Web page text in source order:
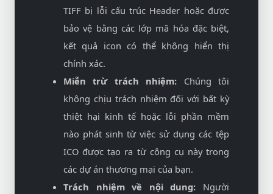
TIFF bị lỗi cấu trúc Header hoặc được
bảo vệ bằng các lớp mã hóa đặc biệt,
kết quả icon có thể không hiển thị
chính xác.
Miễn trừ trách nhiệm: Chúng tôi
không chịu trách nhiệm đối với bất kỳ
thiệt hại kinh tế hoặc lỗi phần mềm
nào phát sinh từ việc sử dụng các tệp
ICO được tạo ra từ công cụ này trong
các dự án thương mại của bạn.
Trách nhiệm về nội dung: Người